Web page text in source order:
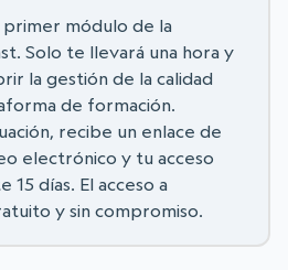
módulo de la
Solo te llevará una hora y
la gestión de la calidad
de formación.
recibe un enlace de
electrónico y tu acceso
días. El acceso a
y sin compromiso.